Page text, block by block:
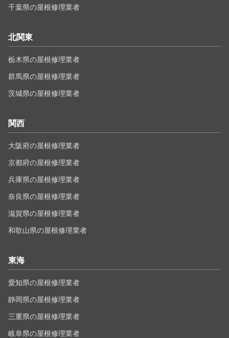
千葉県の屋根修理業者
北関東
栃木県の屋根修理業者
群馬県の屋根修理業者
茨城県の屋根修理業者
関西
大阪府の屋根修理業者
京都府の屋根修理業者
兵庫県の屋根修理業者
奈良県の屋根修理業者
滋賀県の屋根修理業者
和歌山県の屋根修理業者
東海
愛知県の屋根修理業者
静岡県の屋根修理業者
三重県の屋根修理業者
岐阜県の屋根修理業者